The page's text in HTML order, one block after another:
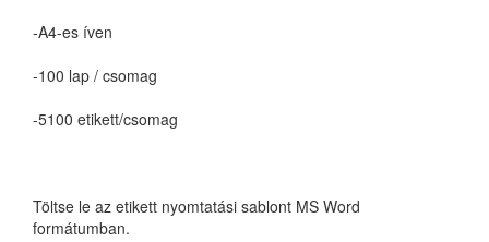
-A4-es íven
-100 lap / csomag
-5100 etikett/csomag
Töltse le az etikett nyomtatási sablont MS Word
formátumban.